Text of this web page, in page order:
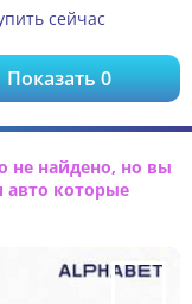
сейчас
Показать0
не найдено, но вы
которые